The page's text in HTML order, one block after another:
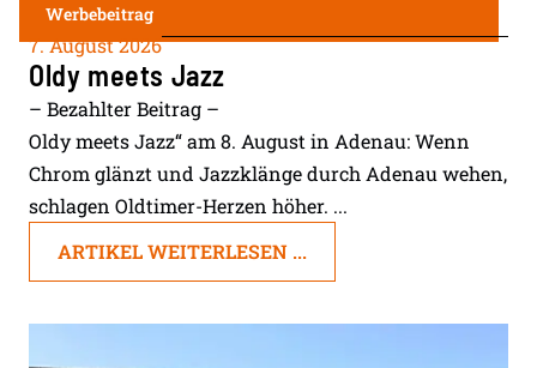
Werbebeitrag
7. August 2026
Oldy meets Jazz
– Bezahlter Beitrag –
Oldy meets Jazz“ am 8. August in Adenau: Wenn
Chrom glänzt und Jazzklänge durch Adenau wehen,
schlagen Oldtimer-Herzen höher. ...
ARTIKEL WEITERLESEN ...